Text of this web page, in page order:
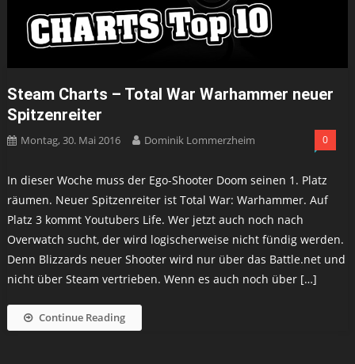
Steam Charts – Total War Warhammer neuer
Spitzenreiter
Montag, 30. Mai 2016 Dominik Lommerzheim 0
In dieser Woche muss der Ego-Shooter Doom seinen 1. Platz
räumen. Neuer Spitzenreiter ist Total War: Warhammer. Auf
Platz 3 kommt Youtubers Life. Wer jetzt auch noch nach
Overwatch sucht, der wird logischerweise nicht fündig werden.
Denn Blizzards neuer Shooter wird nur über das Battle.net und
nicht über Steam vertrieben. Wenn es auch noch über […]
Continue Reading